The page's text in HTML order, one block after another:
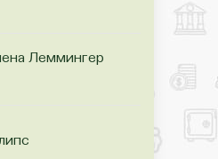
Леммингер